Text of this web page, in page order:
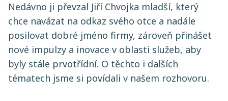
Nedávno ji převzal Jiří Chvojka mladší, který
chce navázat na odkaz svého otce a nadále
posilovat dobré jméno firmy, zároveň přinášet
nové impulzy a inovace v oblasti služeb, aby
byly stále prvotřídní. O těchto i dalších
tématech jsme si povídali v našem rozhovoru.